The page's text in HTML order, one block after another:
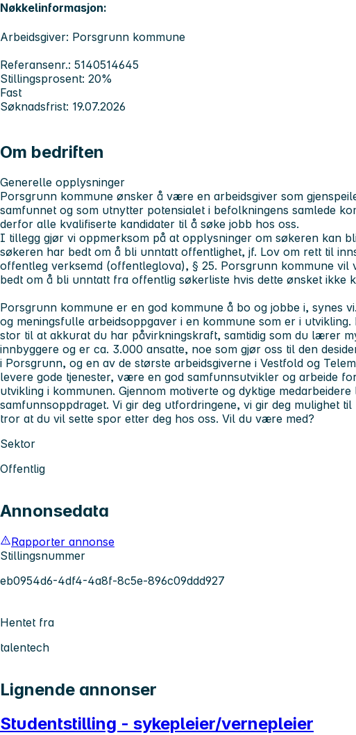
Nøkkelinformasjon:
Arbeidsgiver: Porsgrunn kommune
Referansenr.: 5140514645
Stillingsprosent: 20%
Fast
Søknadsfrist: 19.07.2026
Om bedriften
Generelle opplysninger
Porsgrunn kommune ønsker å være en arbeidsgiver som
samfunnet og som utnytter potensialet i befolkningens samlede
derfor alle kvalifiserte kandidater til å søke jobb hos oss.
I tillegg gjør vi oppmerksom på at opplysninger om søkeren kan
søkeren har bedt om å bli unntatt offentlighet, jf. Lov om rett til
offentleg verksemd (offentleglova), § 25. Porsgrunn kommune vil
bedt om å bli unntatt fra offentlig søkerliste hvis dette ønsket ikke
Porsgrunn kommune er en god kommune å bo og jobbe i, synes
og meningsfulle arbeidsoppgaver i en kommune som er i
stor til at akkurat du har påvirkningskraft, samtidig som du lærer
innbyggere og er ca. 3.000 ansatte, noe som gjør oss til den
i Porsgrunn, og en av de største arbeidsgiverne i Vestfold og
levere gode tjenester, være en god samfunnsutvikler og arbeide
utvikling i kommunen. Gjennom motiverte og dyktige
samfunnsoppdraget. Vi gir deg utfordringene, vi gir deg mulighet
tror at du vil sette spor etter deg hos oss. Vil du være med?
Sektor
Offentlig
Annonsedata
Rapporter annonse
Stillingsnummer
eb0954d6-4df4-4a8f-8c5e-896c09ddd927
Hentet fra
talentech
Lignende annonser
Studentstilling - sykepleier/vernepleier